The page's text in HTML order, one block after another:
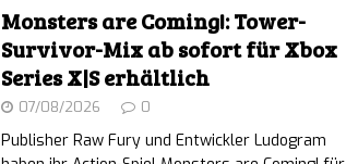
Monsters are Coming!: Tower-
Survivor-Mix ab sofort für Xbox
Series X|S erhältlich
07/08/2026 0
Publisher Raw Fury und Entwickler Ludogram